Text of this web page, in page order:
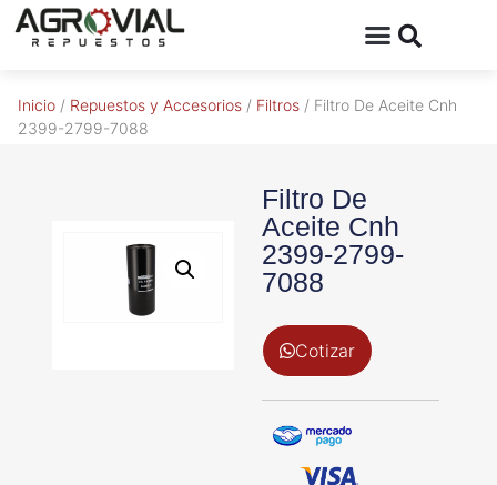
Inicio / Repuestos y Accesorios / Filtros / Filtro De Aceite Cnh
2399-2799-7088
Filtro De
Aceite Cnh
2399-2799-
7088
Cotizar